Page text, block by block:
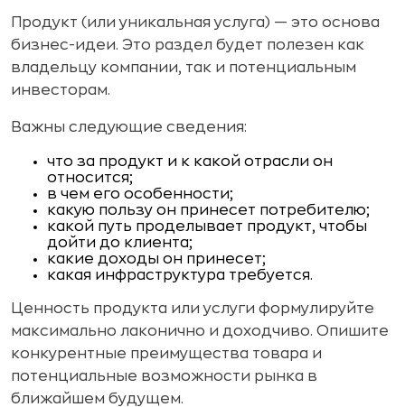
Продукт (или уникальная услуга) — это основа
бизнес-идеи. Это раздел будет полезен как
владельцу компании, так и потенциальным
инвесторам.
Важны следующие сведения:
что за продукт и к какой отрасли он
относится;
в чем его особенности;
какую пользу он принесет потребителю;
какой путь проделывает продукт, чтобы
дойти до клиента;
какие доходы он принесет;
какая инфраструктура требуется.
Ценность продукта или услуги формулируйте
максимально лаконично и доходчиво. Опишите
конкурентные преимущества товара и
потенциальные возможности рынка в
ближайшем будущем.